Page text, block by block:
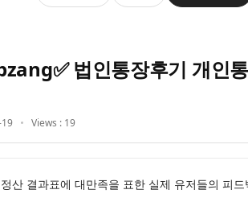
법인통장후기 개인
Views : 19
산 결과표에 대만족을 표한 실제 유저들의 피